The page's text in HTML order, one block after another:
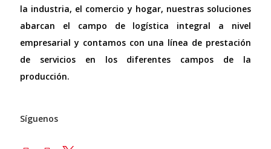
la industria, el comercio y hogar, nuestras soluciones
abarcan el campo de logística integral a nivel
empresarial y contamos con una línea de prestación
de servicios en los diferentes campos de la
producción.
Síguenos